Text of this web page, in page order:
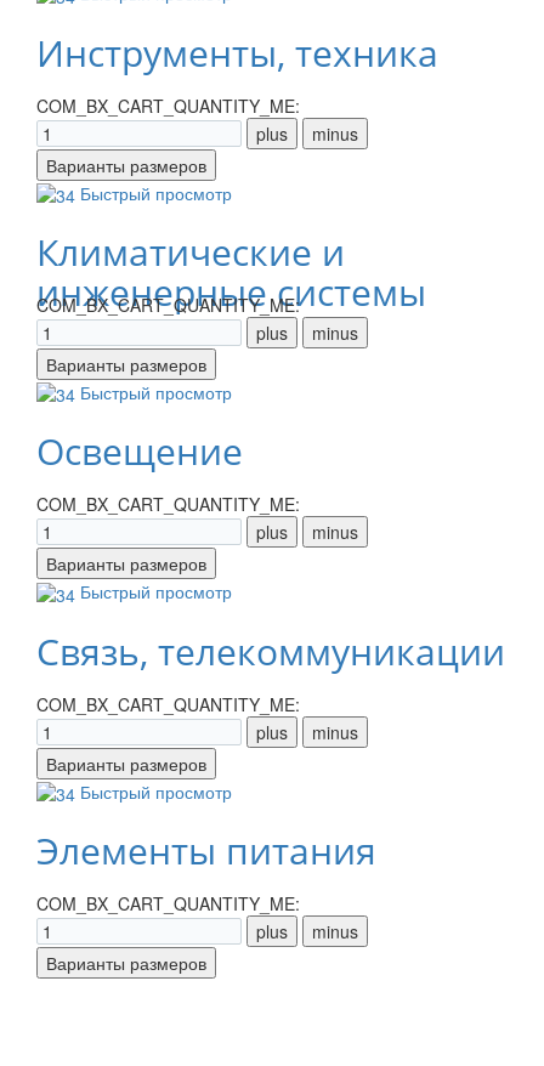
Инструменты, техника
COM_BX_CART_QUANTITY_ME:
Быстрый просмотр
Климатические и
инженерные системы
COM_BX_CART_QUANTITY_ME:
Быстрый просмотр
Освещение
COM_BX_CART_QUANTITY_ME:
Быстрый просмотр
Связь, телекоммуникации
COM_BX_CART_QUANTITY_ME:
Быстрый просмотр
Элементы питания
COM_BX_CART_QUANTITY_ME: